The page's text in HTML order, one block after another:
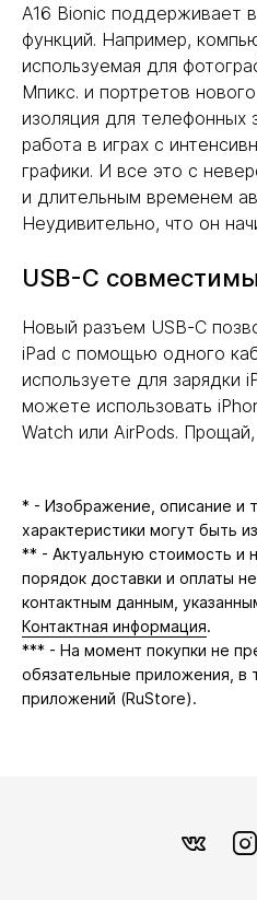
A16 Bionic поддерживает
функций. Например,
используемая для
Мпикс. и портретов
изоляция для телефонных
работа в играх с
графики. И все это с
и длительным временем
Неудивительно, что он
USB-C
Новый разъем USB-C
iPad с помощью одного
используете для зарядки
можете использовать
Watch или AirPods.
* - Изображение, описание и
характеристики могут быть
** - Актуальную стоимость и
порядок доставки и оплаты
контактным данным,
Контактная информация.
*** - На момент покупки не
обязательные приложения, в
приложений (RuStore).